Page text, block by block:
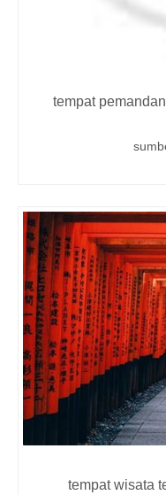
tempat
tempat wisata